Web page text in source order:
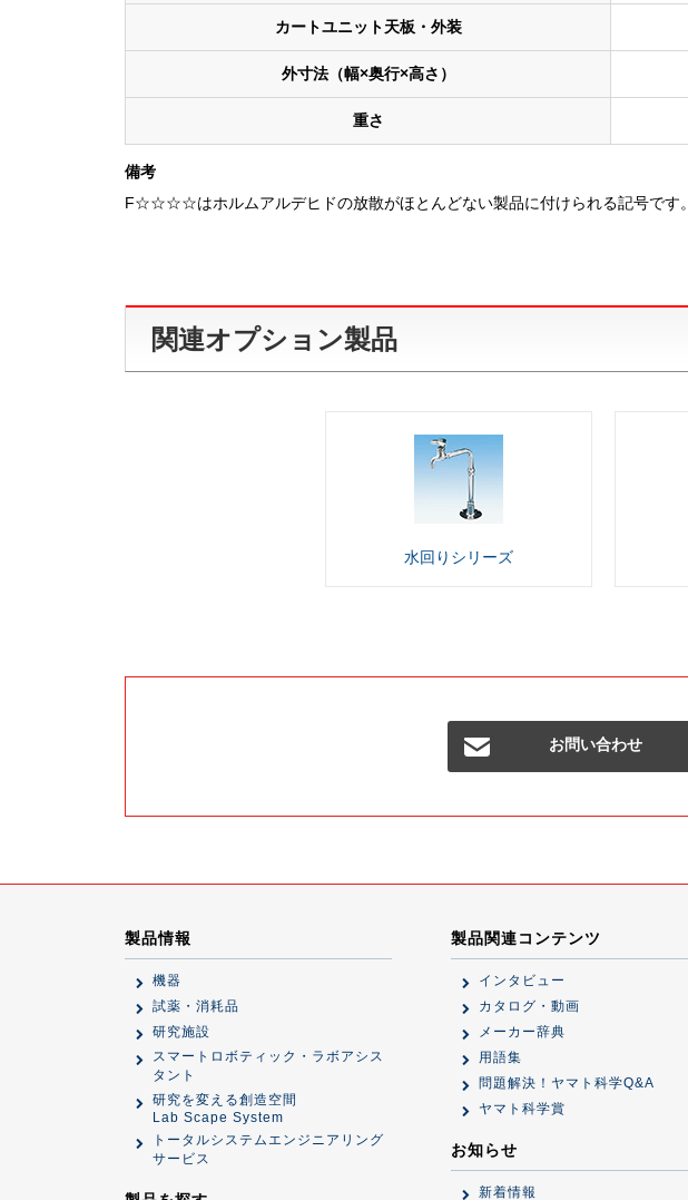
カートユニット天板・外装
外寸法（幅×奥行×高さ）
重さ
備考
F☆☆☆☆はホルムアルデヒドの放散がほとんどない製品に付けられる記号です。
関連オプション製品
水回り シリーズ
お問い合わせ
製品情報
機器
試薬・消耗品
研究施設
スマートロボティック・ラボアシス
タント
研究を変える創造空間
Lab Scape System
トータルシステムエンジニアリング
サービス
製品関連コンテンツ
インタビュー
カタログ・動画
メーカー辞典
用語集
問題解決！ヤマト科学Q&A
ヤマト科学賞
お知らせ
新着情報